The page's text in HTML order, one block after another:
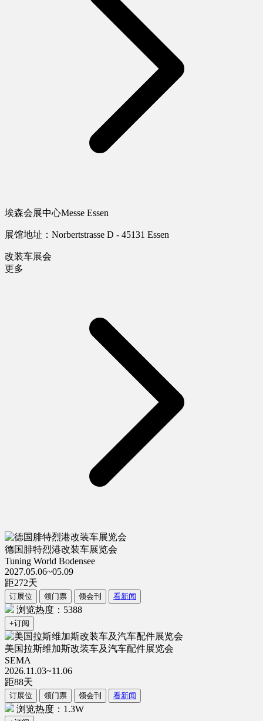
埃森会展中心Messe Essen
展馆地址：Norbertstrasse D - 45131 Essen
改装车展会
更多
德国腓特烈港改装车展览会
Tuning World Bodensee
2027.05.06~05.09
距272天
订展位 领门票 领会刊 看新闻
浏览热度：5388
+订阅
美国拉斯维加斯改装车及汽车配件展览会
SEMA
2026.11.03~11.06
距88天
订展位 领门票 领会刊 看新闻
浏览热度：1.3W